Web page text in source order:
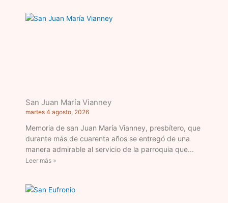
San Juan María Vianney
martes 4 agosto, 2026
Memoria de san Juan María Vianney, presbítero, que
durante más de cuarenta años se entregó de una
manera admirable al servicio de la parroquia que
Leer más »